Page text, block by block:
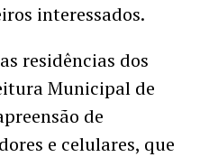
interessados.
residências dos
Municipal de
de
e celulares, que